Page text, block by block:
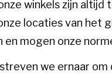
winkels zijn
locaties van
en mogen onze
we ernaar